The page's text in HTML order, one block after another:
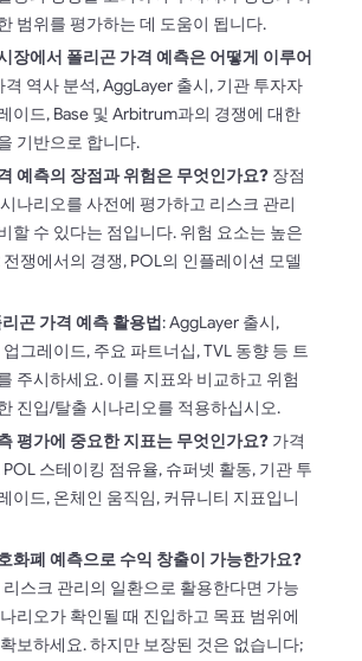
범위를 평가하는 데 도움이 됩니다.
장에서 폴리곤 가격 예측은 어떻게 이루어
격 역사 분석, AggLayer 출시, 기관 투자자
이드, Base 및 Arbitrum과의 경쟁에 대한
기반으로 합니다.
예측의 장점과 위험은 무엇인가요? 장점
나리오를 사전에 평가하고 리스크 관리
할 수 있다는 점입니다. 위험 요소는 높은
전쟁에서의 경쟁, POL의 인플레이션 모델
곤 가격 예측 활용법 : AggLayer 출시,
그레이드, 주요 파트너십, TVL 동향 등 트
주시하세요. 이를 지표와 비교하고 위험
진입/탈출 시나리오를 적용하십시오.
평가에 중요한 지표는 무엇인가요? 가격
스테이킹 점유율, 슈퍼넷 활동, 기관 투
이드, 온체인 움직임, 커뮤니티 지표입니
화폐 예측으로 수익 창출이 가능한가요?
스크 관리의 일환으로 활용한다면 가능
리오가 확인될 때 진입하고 목표 범위에
보하세요. 하지만 보장된 것은 없습니다;